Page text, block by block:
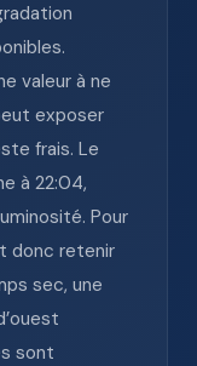
valeur à ne
exposer
frais. Le
à 22:04,
Pour
donc retenir
sec, une
sont